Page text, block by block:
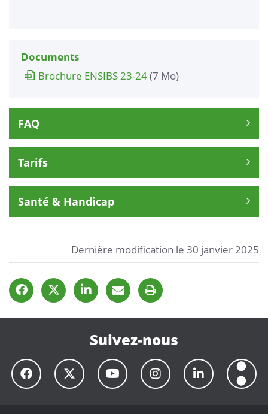
Documents
Brochure ENSIBS 23-24(7 Mo)
FAQ
Tarifs
Santé & Handicap
Dernière modification le 30 janvier 2025
Suivez-nous